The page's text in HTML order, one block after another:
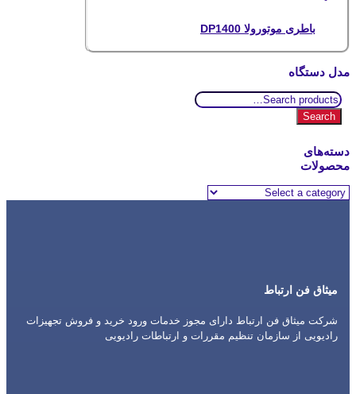
باطری موتورولا DP1400
مدل دستگاه
Search
for:
Search
دسته‌های
محصولات
میثاق فن ارتباط
شرکت میثاق فن ارتباط دارای مجوز خدمات ورود خرید و فروش تجهیزات
رادیویی از سازمان تنظیم مقررات و ارتباطات رادیویی